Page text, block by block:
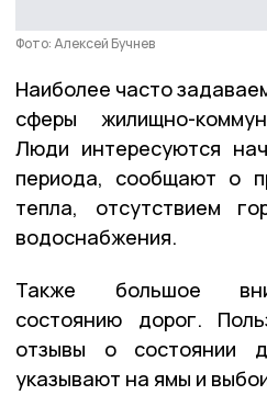
Фото: Алексей Бучнев
Наиболее часто
сферы жилищно-
Люди интересуются
периода, сообщают о
тепла, отсутствием
водоснабжения.
Также большое
состоянию дорог.
отзывы о состоянии
указывают на ямы и